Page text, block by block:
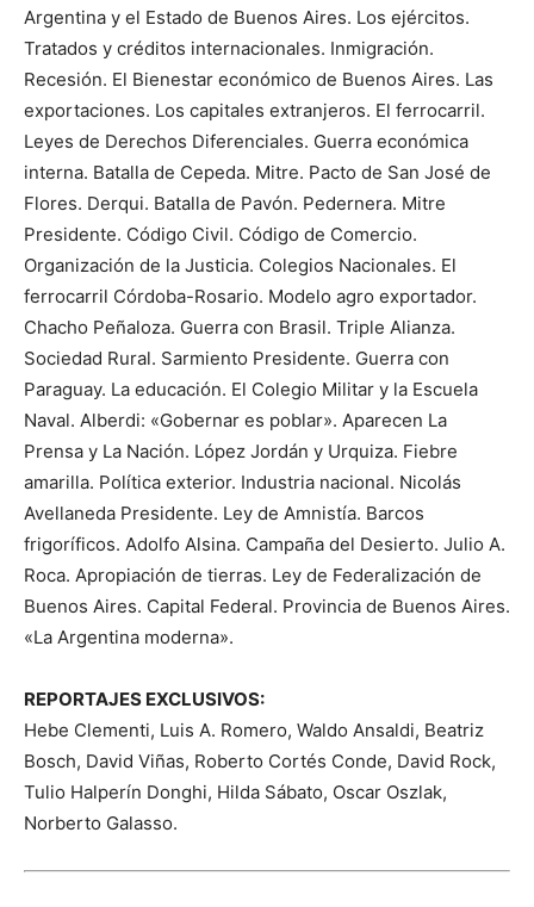
Argentina y el Estado de Buenos Aires. Los ejércitos.
Tratados y créditos internacionales. Inmigración.
Recesión. El Bienestar económico de Buenos Aires. Las
exportaciones. Los capitales extranjeros. El ferrocarril.
Leyes de Derechos Diferenciales. Guerra económica
interna. Batalla de Cepeda. Mitre. Pacto de San José de
Flores. Derqui. Batalla de Pavón. Pedernera. Mitre
Presidente. Código Civil. Código de Comercio.
Organización de la Justicia. Colegios Nacionales. El
ferrocarril Córdoba-Rosario. Modelo agro exportador.
Chacho Peñaloza. Guerra con Brasil. Triple Alianza.
Sociedad Rural. Sarmiento Presidente. Guerra con
Paraguay. La educación. El Colegio Militar y la Escuela
Naval. Alberdi: «Gobernar es poblar». Aparecen La
Prensa y La Nación. López Jordán y Urquiza. Fiebre
amarilla. Política exterior. Industria nacional. Nicolás
Avellaneda Presidente. Ley de Amnistía. Barcos
frigoríficos. Adolfo Alsina. Campaña del Desierto. Julio A.
Roca. Apropiación de tierras. Ley de Federalización de
Buenos Aires. Capital Federal. Provincia de Buenos Aires.
«La Argentina moderna».
REPORTAJES EXCLUSIVOS:
Hebe Clementi, Luis A. Romero, Waldo Ansaldi, Beatriz
Bosch, David Viñas, Roberto Cortés Conde, David Rock,
Tulio Halperín Donghi, Hilda Sábato, Oscar Oszlak,
Norberto Galasso.